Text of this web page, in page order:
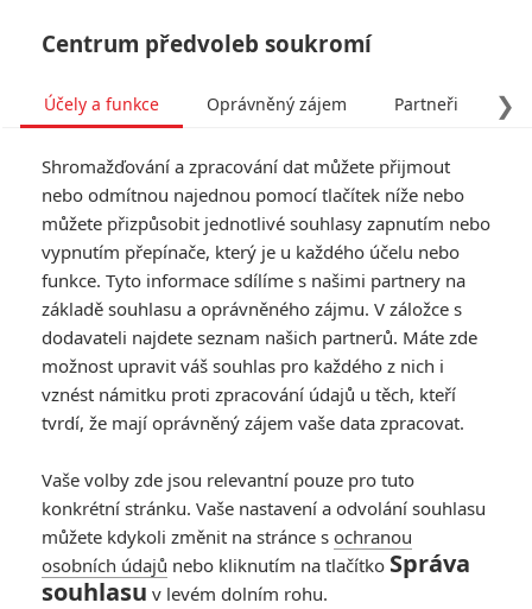
Tomb Raider: První fotky z
natáčení
Napsal:Michal Janoušek - (Rudmen), 07.02.2017 06:34
Centrum předvoleb soukromí
❯
Účely a funkce Oprávněný zájem Partneři
Shromažďování a zpracování dat můžete přijmout
nebo odmítnou najednou pomocí tlačítek níže nebo
můžete přizpůsobit jednotlivé souhlasy zapnutím nebo
vypnutím přepínače, který je u každého účelu nebo
funkce. Tyto informace sdílíme s našimi partnery na
základě souhlasu a oprávněného zájmu. V záložce s
dodavateli najdete seznam našich partnerů. Máte zde
možnost upravit váš souhlas pro každého z nich i
vznést námitku proti zpracování údajů u těch, kteří
tvrdí, že mají oprávněný zájem vaše data zpracovat.
Vaše volby zde jsou relevantní pouze pro tuto
konkrétní stránku. Vaše nastavení a odvolání souhlasu
můžete kdykoli změnit na stránce s ochranou
osobních údajů nebo kliknutím na tlačítko Správa
souhlasu v levém dolním rohu.